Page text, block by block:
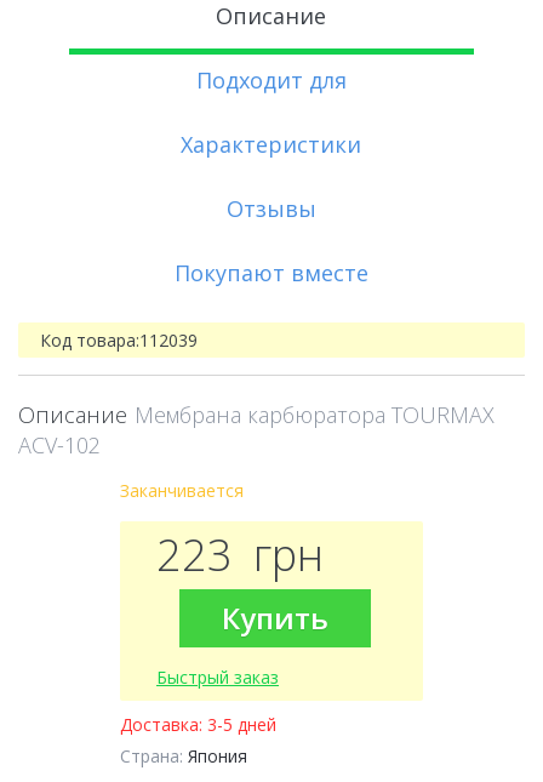
Описание
Подходит для
Характеристики
Отзывы
Покупают вместе
Код товара:112039
Описание Мембрана карбюратора TOURMAX
ACV-102
Заканчивается
223 грн
Купить
Быстрый заказ
Доставка: 3-5 дней
Страна: Япония